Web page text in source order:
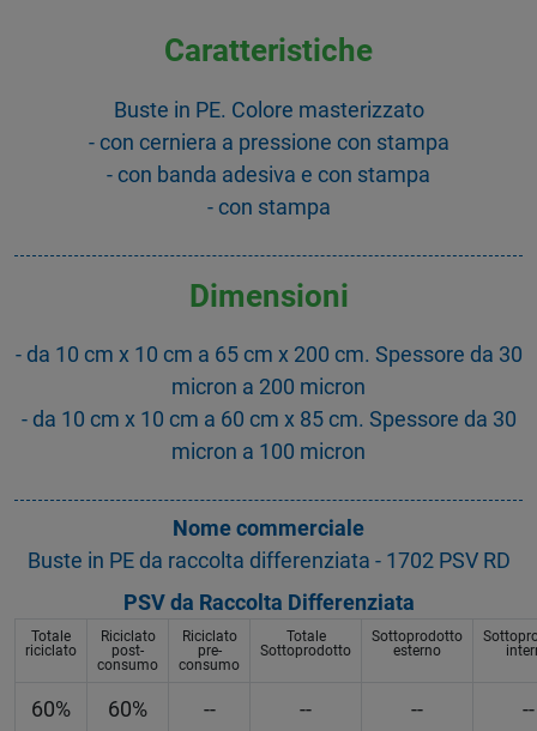
Caratteristiche
Buste in PE. Colore masterizzato
- con cerniera a pressione con stampa
- con banda adesiva e con stampa
- con stampa
Dimensioni
- da 10 cm x 10 cm a 65 cm x 200 cm. Spessore da 30
micron a 200 micron
- da 10 cm x 10 cm a 60 cm x 85 cm. Spessore da 30
micron a 100 micron
Nome commerciale
Buste in PE da raccolta differenziata - 1702 PSV RD
PSV da Raccolta Differenziata
Totale
riciclato
Riciclato
post-
consumo
Riciclato
pre-
consumo
Totale
Sottoprodotto
Sottoprodotto
esterno
60% 60% -- -- -- --